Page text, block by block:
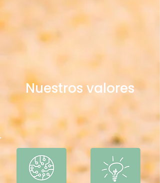
Nuestros valores